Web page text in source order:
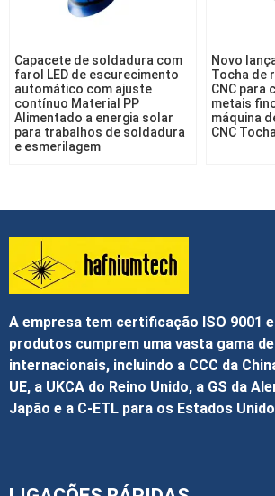
Capacete de soldadura com
farol LED de escurecimento
automático com ajuste
contínuo Material PP
Alimentado a energia solar
para trabalhos de soldadura
e esmerilagem
Novo
Tocha de
CNC para
metais
máquina
CNC
A empresa tem certificação ISO 9001
produtos cumprem uma vasta gama
internacionais, incluindo a CCC da
UE, a UKCA do Reino Unido, a GS da
Japão e a C-ETL para os Estados